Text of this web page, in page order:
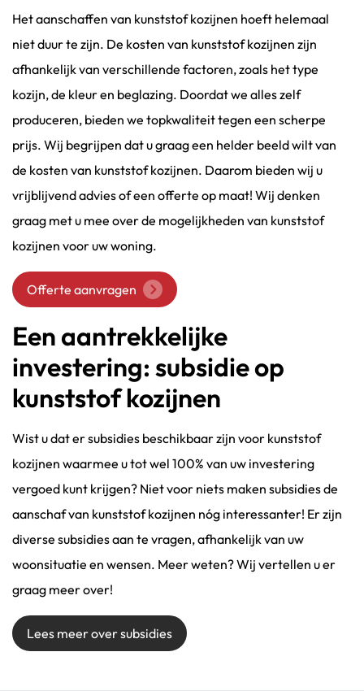
Het aanschaffen van kunststof kozijnen hoeft helemaal
niet duur te zijn. De kosten van kunststof kozijnen zijn
afhankelijk van verschillende factoren, zoals het type
kozijn, de kleur en beglazing. Doordat we alles zelf
produceren, bieden we topkwaliteit tegen een scherpe
prijs. Wij begrijpen dat u graag een helder beeld wilt van
de kosten van kunststof kozijnen. Daarom bieden wij u
vrijblijvend advies of een offerte op maat! Wij denken
graag met u mee over de mogelijkheden van kunststof
kozijnen voor uw woning.
Offerte aanvragen
Een aantrekkelijke
investering: subsidie op
kunststof kozijnen
Wist u dat er subsidies beschikbaar zijn voor kunststof
kozijnen waarmee u tot wel 100% van uw investering
vergoed kunt krijgen? Niet voor niets maken subsidies de
aanschaf van kunststof kozijnen nóg interessanter! Er zijn
diverse subsidies aan te vragen, afhankelijk van uw
woonsituatie en wensen. Meer weten? Wij vertellen u er
graag meer over!
Lees meer over subsidies